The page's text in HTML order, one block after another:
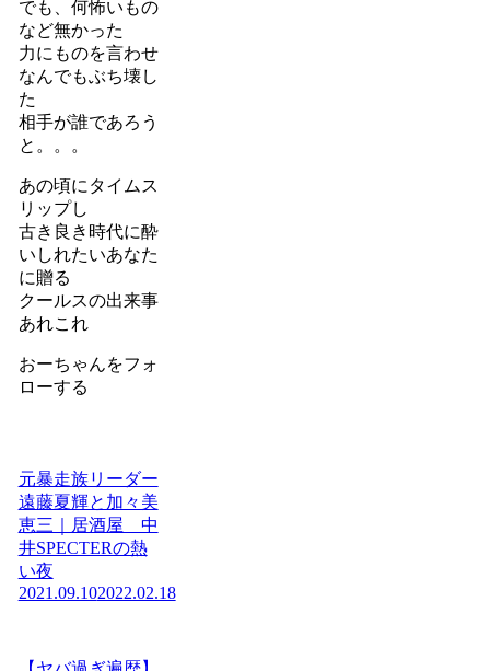
でも、何怖いもの
など無かった
力にものを言わせ
なんでもぶち壊し
た
相手が誰であろう
と。。。
あの頃にタイムス
リップし
古き良き時代に酔
いしれたいあなた
に贈る
クールスの出来事
あれこれ
おーちゃんをフォ
ローする
元暴走族リーダー
遠藤夏輝と加々美
恵三｜居酒屋 中
井SPECTERの熱
い夜
2021.09.102022.02.18